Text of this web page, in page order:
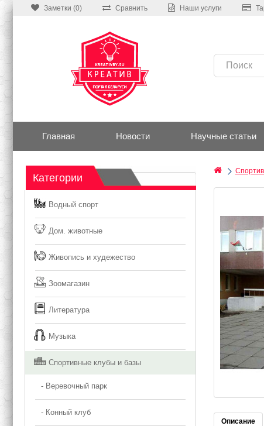
Заметки (0) Сравнить Наши услуги
Главная Новости Научные статьи
Категории
Водный спорт
Дом. животные
Живопись и худежество
Зоомагазин
Литература
Музыка
Спортивные клубы и базы
- Веревочный парк
- Конный клуб
Описание